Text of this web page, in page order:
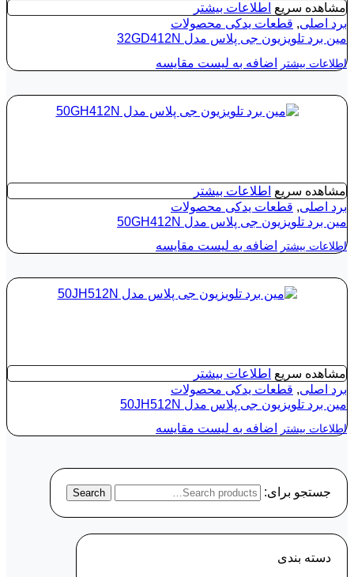
مشاهده سریع اطلاعات بیشتر
برد اصلی, قطعات یدکی محصولات
مین برد تلویزیون جی پلاس مدل 32GD412N
اطلاعات بیشتر اضافه به لیست مقایسه
مشاهده سریع اطلاعات بیشتر
برد اصلی, قطعات یدکی محصولات
مین برد تلویزیون جی پلاس مدل 50GH412N
اطلاعات بیشتر اضافه به لیست مقایسه
مشاهده سریع اطلاعات بیشتر
برد اصلی, قطعات یدکی محصولات
مین برد تلویزیون جی پلاس مدل 50JH512N
اطلاعات بیشتر اضافه به لیست مقایسه
جستجو برای: Search
دسته‌ بندی